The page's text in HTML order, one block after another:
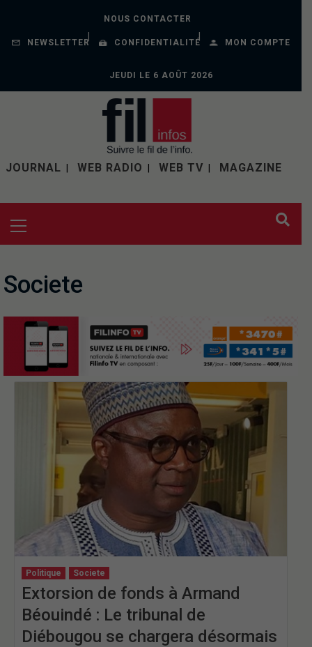
NOUS CONTACTER
NEWSLETTER CONFIDENTIALITÉ MON COMPTE
JEUDI LE 6 AOÛT 2026
JOURNAL WEB RADIO WEB TV MAGAZINE
Societe
Politique Societe
Extorsion de fonds à Armand
Béouindé : Le tribunal de
Diébougou se chargera désormais